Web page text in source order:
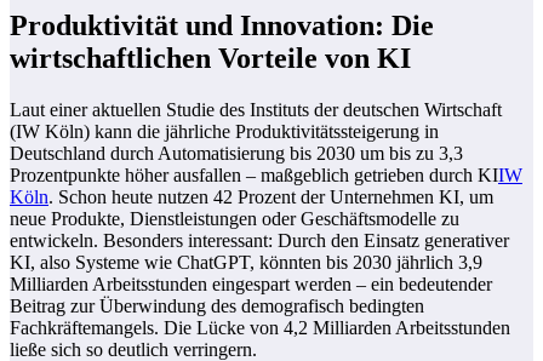
Produktivität und Innovation: Die
wirtschaftlichen Vorteile von KI
Laut einer aktuellen Studie des Instituts der deutschen Wirtschaft
(IW Köln) kann die jährliche Produktivitätssteigerung in
Deutschland durch Automatisierung bis 2030 um bis zu 3,3
Prozentpunkte höher ausfallen – maßgeblich getrieben durch KIIW
Köln. Schon heute nutzen 42 Prozent der Unternehmen KI, um
neue Produkte, Dienstleistungen oder Geschäftsmodelle zu
entwickeln. Besonders interessant: Durch den Einsatz generativer
KI, also Systeme wie ChatGPT, könnten bis 2030 jährlich 3,9
Milliarden Arbeitsstunden eingespart werden – ein bedeutender
Beitrag zur Überwindung des demografisch bedingten
Fachkräftemangels. Die Lücke von 4,2 Milliarden Arbeitsstunden
ließe sich so deutlich verringern.